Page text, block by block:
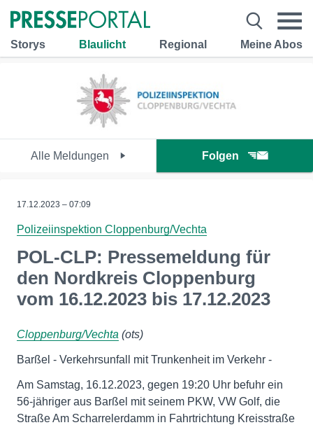
Storys Blaulicht Regional Meine Abos
Alle Meldungen Folgen
17.12.2023 – 07:09
Polizeiinspektion Cloppenburg/Vechta
POL-CLP: Pressemeldung für
den Nordkreis Cloppenburg
vom 16.12.2023 bis 17.12.2023
Cloppenburg/Vechta (ots)
Barßel - Verkehrsunfall mit Trunkenheit im Verkehr -
Am Samstag, 16.12.2023, gegen 19:20 Uhr befuhr ein
56-jähriger aus Barßel mit seinem PKW, VW Golf, die
Straße Am Scharrelerdamm in Fahrtrichtung Kreisstraße